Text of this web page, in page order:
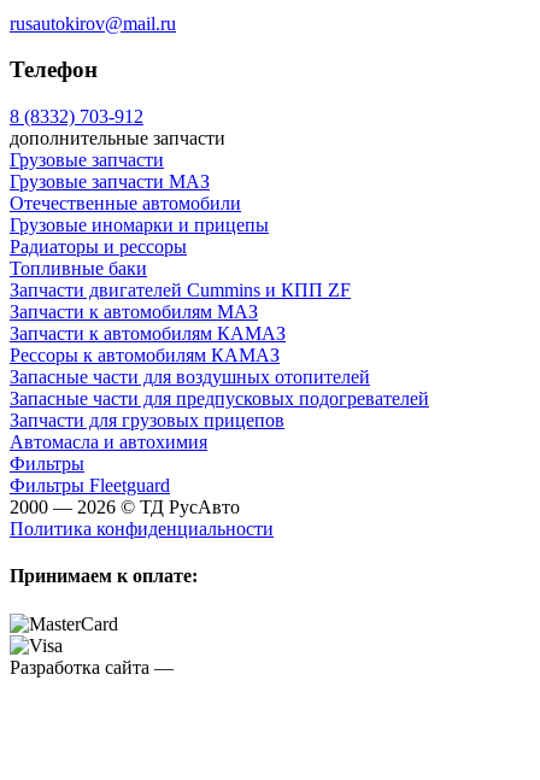
rusautokirov@mail.ru
Телефон
8 (8332) 703-912
дополнительные запчасти
Грузовые запчасти
Грузовые запчасти МАЗ
Отечественные автомобили
Грузовые иномарки и прицепы
Радиаторы и рессоры
Топливные баки
Запчасти двигателей Cummins и КПП ZF
Запчасти к автомобилям МАЗ
Запчасти к автомобилям КАМАЗ
Рессоры к автомобилям КАМАЗ
Запасные части для воздушных отопителей
Запасные части для предпусковых подогревателей
Запчасти для грузовых прицепов
Автомасла и автохимия
Фильтры
Фильтры Fleetguard
2000 — 2026 © ТД РусАвто
Политика конфиденциальности
Принимаем к оплате:
Разработка сайта —